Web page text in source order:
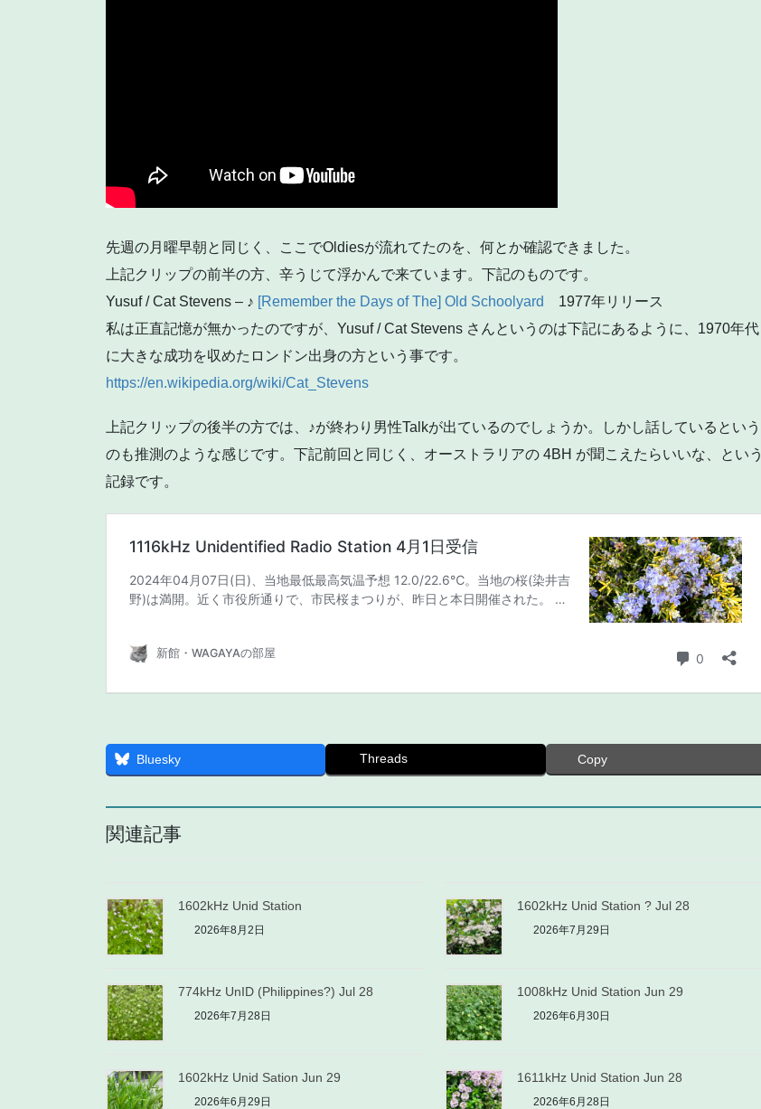
先週の月曜早朝と同じく、ここでOldiesが流れてたのを、何とか確認できました。
上記クリップの前半の方、辛うじて浮かんで来ています。下記のものです。
Yusuf / Cat Stevens – ♪ [Remember the Days of The] Old Schoolyard
1977年リリース
私は正直記憶が無かったのですが、Yusuf / Cat Stevens さんというのは下記にあるように、1970年代
に大きな成功を収めたロンドン出身の方という事です。
https://en.wikipedia.org/wiki/Cat_Stevens
上記クリップの後半の方では、♪が終わり男性Talkが出ているのでしょうか。しかし話しているという
のも推測のような感じです。下記前回と同じく、オーストラリアの 4BH が聞こえたらいいな、という
記録です。
Bluesky Threads Copy
関連記事
1602kHz Unid Station
2026年8月2日
1602kHz Unid Station ? Jul 28
2026年7月29日
774kHz UnID (Philippines?) Jul 28
2026年7月28日
1008kHz Unid Station Jun 29
2026年6月30日
1602kHz Unid Sation Jun 29
2026年6月29日
1611kHz Unid Station Jun 28
2026年6月28日